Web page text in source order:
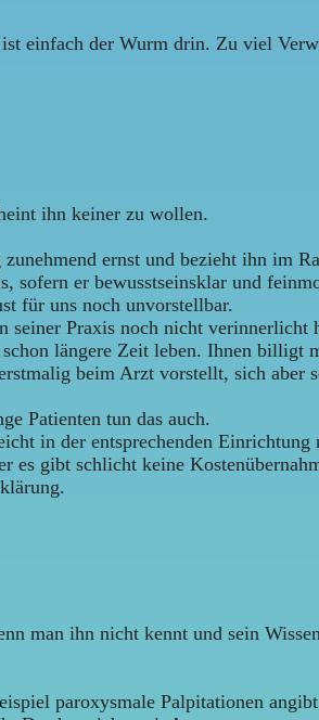
einfach der Wurm drin. Zu viel
ihn keiner zu wollen.
ernst und bezieht ihn im
er bewusstseinsklar und
für uns noch unvorstellbar.
seiner Praxis noch nicht verinnerlicht
längere Zeit leben. Ihnen billigt
beim Arzt vorstellt, sich aber
Patienten tun das auch.
in der entsprechenden Einrichtung
gibt schlicht keine
man ihn nicht kennt und sein
paroxysmale Palpitationen